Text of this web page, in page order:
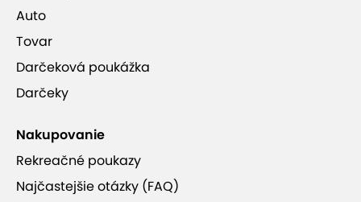
Auto
Tovar
Darčeková poukážka
Darčeky
Nakupovanie
Rekreačné poukazy
Najčastejšie otázky (FAQ)